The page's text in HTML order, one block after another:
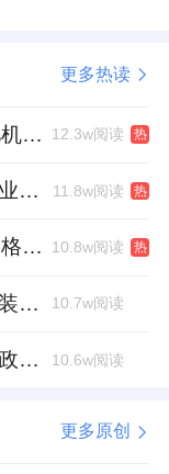
管理人评级，
更多热读
家居卖场首单！居然之家24亿机构间REITs获深交所无异议函 12.3w阅读 热
藏在家居供应链深处，这家企业正在悄悄转型 11.8w阅读 热
重庆抽检44批次照明电器不合格，木林森全资子公司被点名 10.8w阅读 热
金螳螂二季度新签单59亿，公装业务贡献逾八成 10.7w阅读
恒隆集团委任56岁蔡德粦为行政总裁、年薪2052万港元，曾任星巴克中国CEO 10.6w阅读
更多原创